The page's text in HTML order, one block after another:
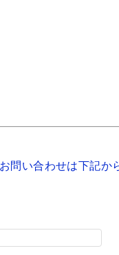
問い合わせは下記か